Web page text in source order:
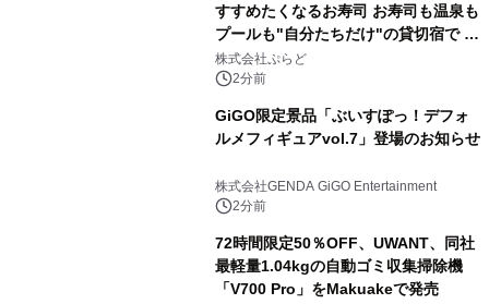
すすめたくなるお寿司 お寿司も温泉も
プールも"自分たちだけ"の貸切宿で 1
日1組限定「岩屋温泉 絵島別庭 海と
森」の握り寿司プラン
株式会社ぷらど
2分前
GiGO限定景品「ぶいすぽっ！デフォ
ルメフィギュアvol.7」登場のお知らせ
株式会社GENDA GiGO Entertainment
2分前
72時間限定50％OFF、UWANT、同社
最軽量1.04kgの自動ゴミ収集掃除機
「V700 Pro」をMakuakeで発売